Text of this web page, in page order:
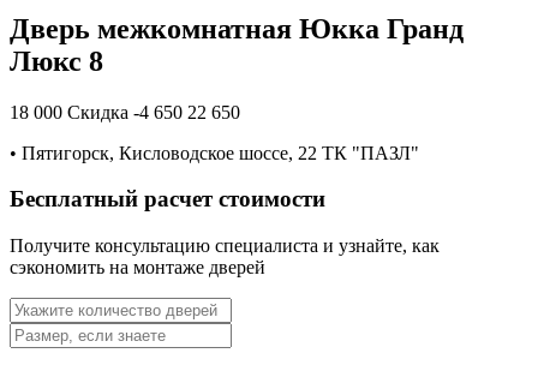
Дверь межкомнатная Юкка Гранд
Люкс 8
18 000 Скидка -4 650 22 650
• Пятигорск, Кисловодское шоссе, 22 ТК "ПАЗЛ"
Бесплатный расчет стоимости
Получите консультацию специалиста и узнайте, как
сэкономить на монтаже дверей